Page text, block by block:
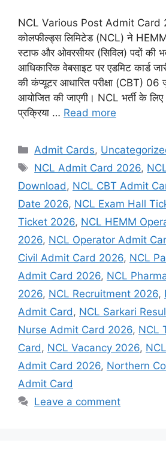
NCL Various Post Admit Card
कोलफील्ड्स लिमिटेड (NCL) ने
स्टाफ और ओवरसीयर (सिविल) पदों की
आधिकारिक वेबसाइट पर एडमिट कार्ड
की कंप्यूटर आधारित परीक्षा (CBT)
आयोजित की जाएगी। NCL भर्ती के
प्रक्रिया … Read more
Admit Cards,
NCL Admit Card 2026,
Download, NCL CBT Admit
Date 2026, NCL Exam Hall
Ticket 2026, NCL HEMM
2026, NCL Operator Admit
Civil Admit Card 2026, NCL
Admit Card 2026, NCL
2026, NCL Recruitment 2026,
Admit Card, NCL Sarkari
Nurse Admit Card 2026, NCL
Card, NCL Vacancy 2026,
Admit Card 2026, Northern
Admit Card
Leave a comment